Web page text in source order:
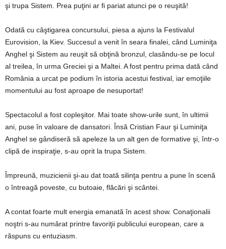
şi trupa Sistem. Prea puţini ar fi pariat atunci pe o reuşită!
Odată cu câştigarea concursului, piesa a ajuns la Festivalul
Eurovision, la Kiev. Succesul a venit în seara finalei, când Luminiţa
Anghel şi Sistem au reuşit să obţină bronzul, clasându-se pe locul
al treilea, în urma Greciei şi a Maltei. A fost pentru prima dată când
România a urcat pe podium în istoria acestui festival, iar emoţiile
momentului au fost aproape de nesuportat!
Spectacolul a fost copleşitor. Mai toate show-urile sunt, în ultimii
ani, puse în valoare de dansatori. Însă Cristian Faur şi Luminiţa
Anghel se gândiseră să apeleze la un alt gen de formative şi, într-o
clipă de inspiraţie, s-au oprit la trupa Sistem.
Împreună, muzicienii şi-au dat toată silinţa pentru a pune în scenă
o întreagă poveste, cu butoaie, flăcări şi scântei.
A contat foarte mult energia emanată în acest show. Conaţionalii
noştri s-au numărat printre favoriţii publicului european, care a
răspuns cu entuziasm.